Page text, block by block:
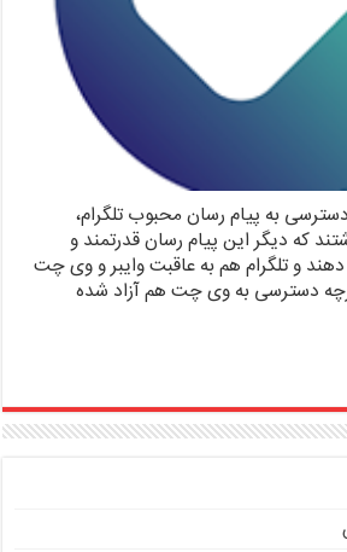
به پیام رسان محبوب تلگرام،
که دیگر این پیام رسان قدرتمند و
و تلگرام هم به عاقبت وایبر و وی چت
دسترسی به وی چت هم آزاد شده